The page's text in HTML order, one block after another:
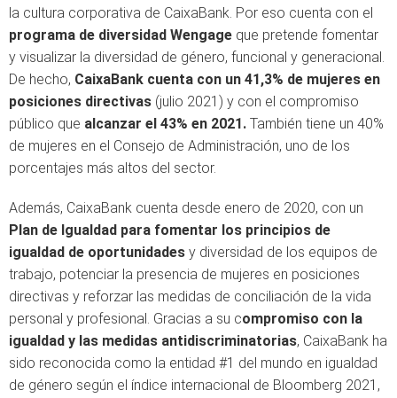
la cultura corporativa de CaixaBank. Por eso cuenta con el
programa de diversidad Wengage que pretende fomentar
y visualizar la diversidad de género, funcional y generacional.
De hecho, CaixaBank cuenta con un 41,3% de mujeres en
posiciones directivas (julio 2021) y con el compromiso
público que alcanzar el 43% en 2021. También tiene un 40%
de mujeres en el Consejo de Administración, uno de los
porcentajes más altos del sector.
Además, CaixaBank cuenta desde enero de 2020, con un
Plan de Igualdad para fomentar los principios de
igualdad de oportunidades y diversidad de los equipos de
trabajo, potenciar la presencia de mujeres en posiciones
directivas y reforzar las medidas de conciliación de la vida
personal y profesional. Gracias a su compromiso con la
igualdad y las medidas antidiscriminatorias, CaixaBank ha
sido reconocida como la entidad #1 del mundo en igualdad
de género según el índice internacional de Bloomberg 2021,